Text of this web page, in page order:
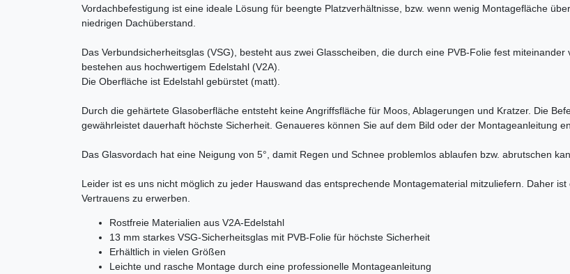
Vordachbefestigung ist eine ideale Lösung für beengte Platzverhältnisse, bzw. wenn wenig Montagefläche
niedrigen Dachüberstand.
Das Verbundsicherheitsglas (VSG), besteht aus zwei Glasscheiben, die durch eine PVB-Folie fest
bestehen aus hochwertigem Edelstahl (V2A).
Die Oberfläche ist Edelstahl gebürstet (matt).
Durch die gehärtete Glasoberfläche entsteht keine Angriffsfläche für Moos, Ablagerungen und Kratzer. Die
gewährleistet dauerhaft höchste Sicherheit. Genaueres können Sie auf dem Bild oder der Montageanleitung
Das Glasvordach hat eine Neigung von 5°, damit Regen und Schnee problemlos ablaufen bzw. abrutschen
Leider ist es uns nicht möglich zu jeder Hauswand das entsprechende Montagematerial mitzuliefern. Daher
Vertrauens zu erwerben.
Rostfreie Materialien aus V2A-Edelstahl
13 mm starkes VSG-Sicherheitsglas mit PVB-Folie für höchste Sicherheit
Erhältlich in vielen Größen
Leichte und rasche Montage durch eine professionelle Montageanleitung